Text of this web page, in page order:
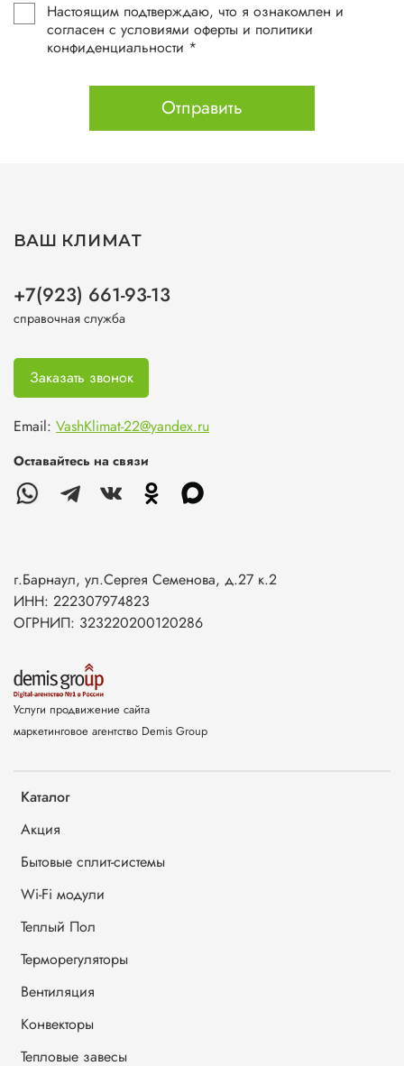
Настоящим подтверждаю, что я ознакомлен и
согласен с условиями оферты и политики
конфиденциальности *
Отправить
Каталог
Акция
Бытовые сплит-системы
Wi-Fi модули
Теплый Пол
Терморегуляторы
Вентиляция
Конвекторы
Тепловые завесы
ВАШ КЛИМАТ
+7(923) 661-93-13
справочная служба
Заказать звонок
Email: VashKlimat-22@yandex.ru
Оставайтесь на связи
г.Барнаул, ул.Сергея Семенова, д.27 к.2
ИНН: 222307974823
ОГРНИП: 323220200120286
Услуги продвижение сайта
маркетинговое агентство Demis Group